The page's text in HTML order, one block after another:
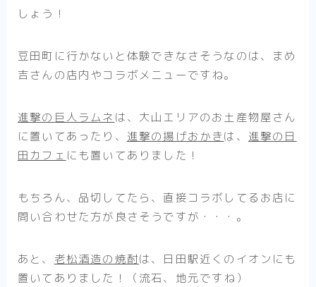
しょう！
豆田町に行かないと体験できなさそうなのは、まめ
吉さんの店内やコラボメニューですね。
進撃の巨人ラムネ は、大山エリアのお土産物屋さん
に置いてあったり、 進撃の揚げおかきは、 進撃の日
田カフェ にも置いてありました！
もちろん、品切してたら、直接コラボしてるお店に
問い合わせた方が良さそうですが・・・。
あと、 老松酒造の焼酎は、日田駅近くのイオンにも
置いてありました！（流石、地元ですね）